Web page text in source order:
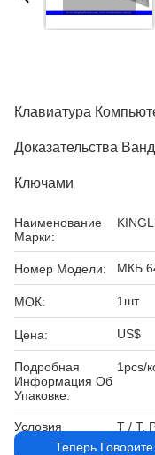
Клавиатура
Доказательства
Ключами
Наименование
Марки:
Номер Модели: МКБ
МОК: 1шт
Цена: US$
Подробная
Информация Об
Упаковке:
1pcs/
Условия
Оплаты:
T / T,
Теперь Говорите